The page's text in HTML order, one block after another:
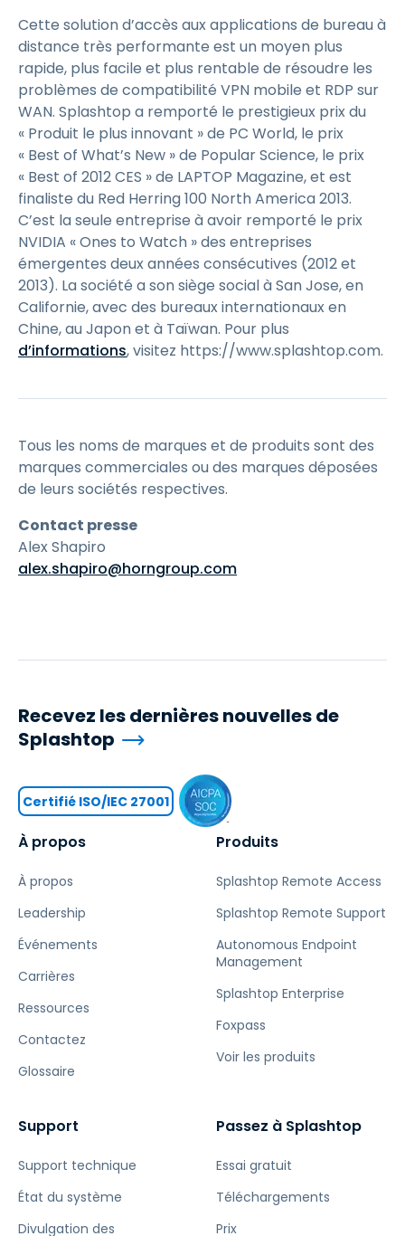
Cette solution d’accès aux applications de bureau à
distance très performante est un moyen plus
rapide, plus facile et plus rentable de résoudre les
problèmes de compatibilité VPN mobile et RDP sur
WAN. Splashtop a remporté le prestigieux prix du
« Produit le plus innovant » de PC World, le prix
« Best of What’s New » de Popular Science, le prix
« Best of 2012 CES » de LAPTOP Magazine, et est
finaliste du Red Herring 100 North America 2013.
C’est la seule entreprise à avoir remporté le prix
NVIDIA « Ones to Watch » des entreprises
émergentes deux années consécutives (2012 et
2013). La société a son siège social à San Jose, en
Californie, avec des bureaux internationaux en
Chine, au Japon et à Taïwan. Pour plus
d’informations, visitez https://www.splashtop.com.
Tous les noms de marques et de produits sont des
marques commerciales ou des marques déposées
de leurs sociétés respectives.
Contact presse
Alex Shapiro
alex.shapiro@horngroup.com
À propos
À propos
Leadership
Événements
Carrières
Ressources
Contactez
Glossaire
Produits
Splashtop Remote Access
Splashtop Remote Support
Autonomous Endpoint
Management
Splashtop Enterprise
Foxpass
Voir les produits
Support
Support technique
État du système
Divulgation des
Passez à Splashtop
Essai gratuit
Téléchargements
Prix
Recevez les dernières nouvelles de
Splashtop
Certifié ISO/IEC 27001